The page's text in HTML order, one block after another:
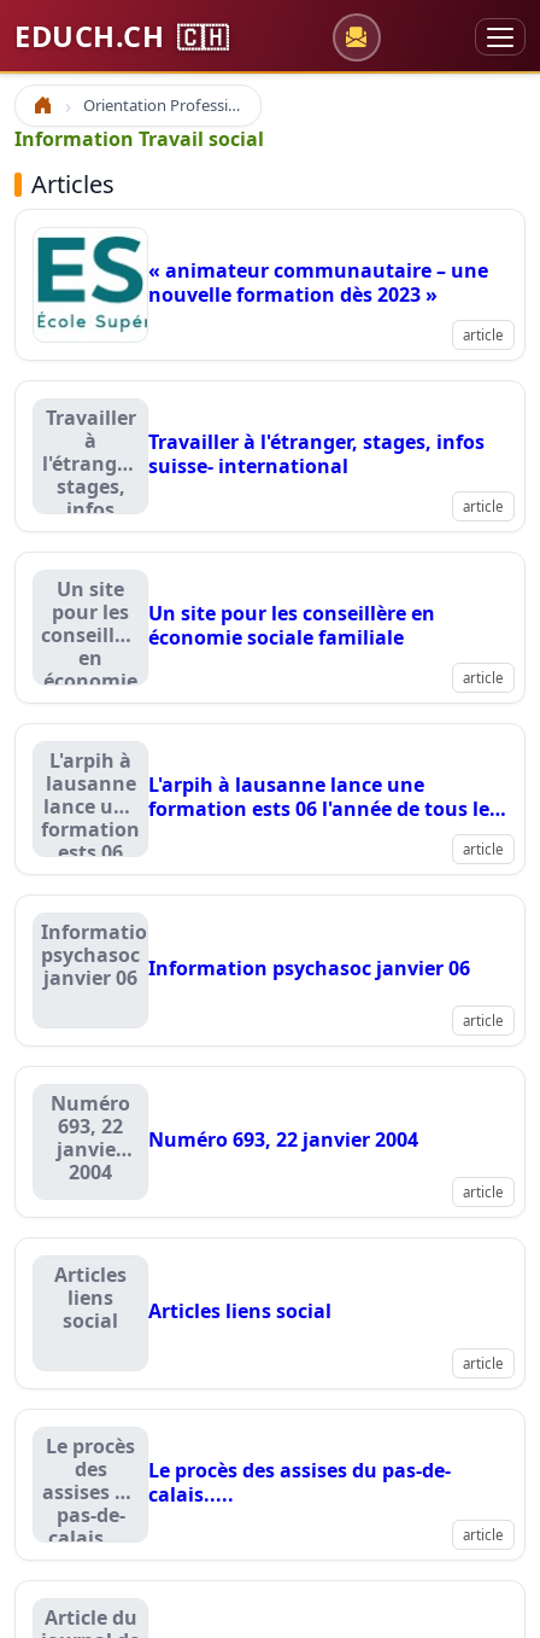
EDUCH.CH 🇨🇭
Accueil Orientation Professionnelle
Information Travail social
Articles
« animateur communautaire – une
nouvelle formation dès 2023 »
article
Travailler
à
l'étranger,
stages,
infos
suisse-
international
Travailler à l'étranger, stages, infos
suisse- international
article
Un site
pour les
conseillère
en
économie
sociale
familiale
Un site pour les conseillère en
économie sociale familiale
article
L'arpih à
lausanne
lance une
formation
ests 06
l'année de
tous les
défis
L'arpih à lausanne lance une
formation ests 06 l'année de tous les
article
Information
psychasoc
janvier 06 Information psychasoc janvier 06
article
Numéro
693, 22
janvier
2004
Numéro 693, 22 janvier 2004
article
Articles
liens
social
Articles liens social
article
Le procès
des
assises du
pas-de-
calais.....
Le procès des assises du pas-de-
calais.....
article
Article du